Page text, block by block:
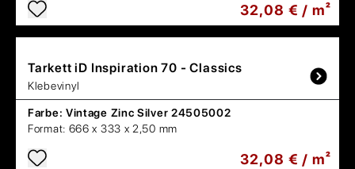
32,08 € / m²
Tarkett iD Inspiration 70 - Classics
Klebevinyl
Farbe: Vintage Zinc Silver 24505002
Format: 666 x 333 x 2,50 mm
32,08 € / m²